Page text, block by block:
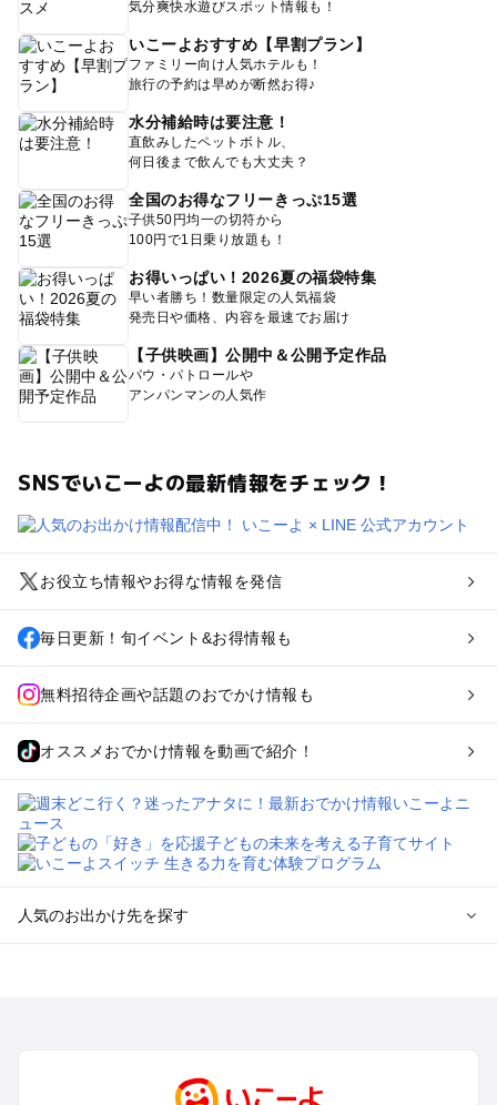
気分爽快水遊びスポット情報も！
いこーよおすすめ【早割プラン】
ファミリー向け人気ホテルも！
旅行の予約は早めが断然お得♪
水分補給時は要注意！
直飲みしたペットボトル、
何日後まで飲んでも大丈夫？
全国のお得なフリーきっぷ15選
子供50円均一の切符から
100円で1日乗り放題も！
お得いっぱい！2026夏の福袋特集
早い者勝ち！数量限定の人気福袋
発売日や価格、内容を最速でお届け
【子供映画】公開中＆公開予定作品
パウ・パトロールや
アンパンマンの人気作
SNSでいこーよの最新情報をチェック！
お役立ち情報やお得な情報を発信
毎日更新！旬イベント&お得情報も
無料招待企画や話題のおでかけ情報も
オススメおでかけ情報を動画で紹介！
人気のお出かけ先を探す
関西のプールおでかけ